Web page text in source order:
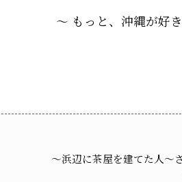
～ もっと、沖縄が好
～浜辺に茶屋を建てた人～